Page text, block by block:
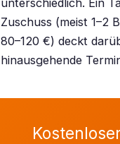
Zuschuss (meist 1–2
80–120 €) deckt
hinausgehende